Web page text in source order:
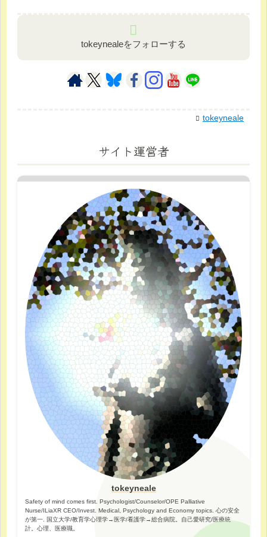
tokeynealeをフォローする
tokeyneale
サイト運営者
tokeyneale
Safety of mind comes first. Psychologist/Counselor/OPE Palliative
Nurse/ILiaXR CEO/Invest. Medical, Psychology and Economy topics. 心の安全
が第一. 国立大学/教育学心理学→医学/看護学→総合病院。自己愛研究/医療統
計。心理、医療職。